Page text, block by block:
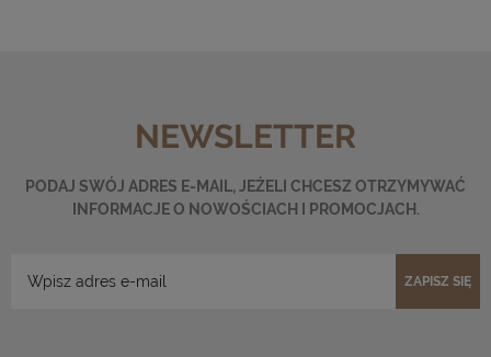
NEWSLETTER
PODAJ SWÓJ ADRES E-MAIL, JEŻELI CHCESZ OTRZYMYWAĆ
INFORMACJE O NOWOŚCIACH I PROMOCJACH.
ZAPISZ SIĘ